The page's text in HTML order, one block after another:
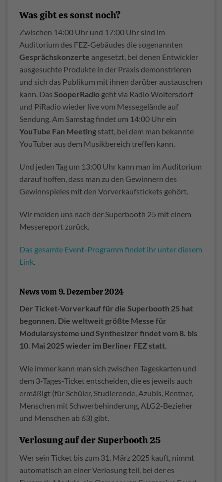
Was gibt es sonst noch?
Zwischen 14:00 Uhr und 17:00 Uhr sind im
Auditorium des FEZ-Gebäudes die sogenannten
Gesprächskonzerte angesetzt, bei denen Entwickler
ausgesuchte Produkte in der Praxis demonstrieren
und sich das Publikum mit ihnen darüber austauschen
kann. Das SooperRadio geht via Radio Woltersdorf
und PiRadio wieder live vom Messegelände auf
Sendung. Am Samstag findet um 14:00 Uhr ein
YouTube Fan Meeting statt, bei dem man bekannte
YouTuber aus dem Musikbereich treffen kann.
Und jeden Tag um 13:00 Uhr kann man im Auditorium
darauf hoffen, dass man zu den Gewinnern des
Gewinnspieles mit den Vorverkaufstickets gehört.
Wir melden uns nach der Superbooth 25 mit einem
Messereport zurück.
Das gesamte Event-Programm findet ihr unter diesem
Link
News vom 9. Dezember 2024
Der Ticket-Vorverkauf für die Superbooth 25 hat
begonnen. Die weltweit größte Messe für
Modularsysteme und Synthesizer findet vom 8. bis
10. Mai 2025 wieder im Berliner FEZ statt.
Wie immer kann man sich zwischen Tageskarten und
dem 3-Tages-Ticket entscheiden, die es jeweils auch
ermäßigt (für Schüler, Studierende, Azubis, Rentner,
Menschen mit Schwerbehinderung, ALG2-Bezieher
und Menschen ab 63) gibt.
Verlosung auf der Superbooth 25
Wer sein Ticket bis zum 31. März 2025 kauft, nimmt
automatisch an einer Verlosung teil, bei der es